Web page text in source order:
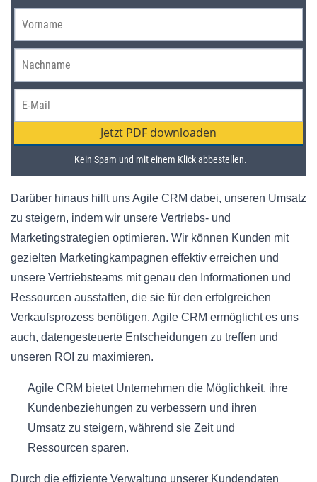
Darüber hinaus hilft uns Agile CRM dabei, unseren Umsatz
zu steigern, indem wir unsere Vertriebs- und
Marketingstrategien optimieren. Wir können Kunden mit
gezielten Marketingkampagnen effektiv erreichen und
unsere Vertriebsteams mit genau den Informationen und
Ressourcen ausstatten, die sie für den erfolgreichen
Verkaufsprozess benötigen. Agile CRM ermöglicht es uns
auch, datengesteuerte Entscheidungen zu treffen und
unseren ROI zu maximieren.
Agile CRM bietet Unternehmen die Möglichkeit, ihre
Kundenbeziehungen zu verbessern und ihren
Umsatz zu steigern, während sie Zeit und
Ressourcen sparen.
Durch die effiziente Verwaltung unserer Kundendaten